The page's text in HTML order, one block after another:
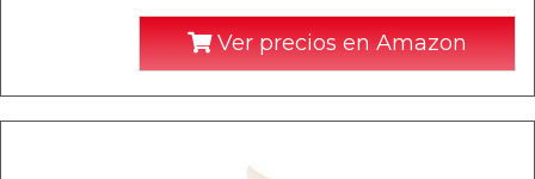
Ver precios en Amazon